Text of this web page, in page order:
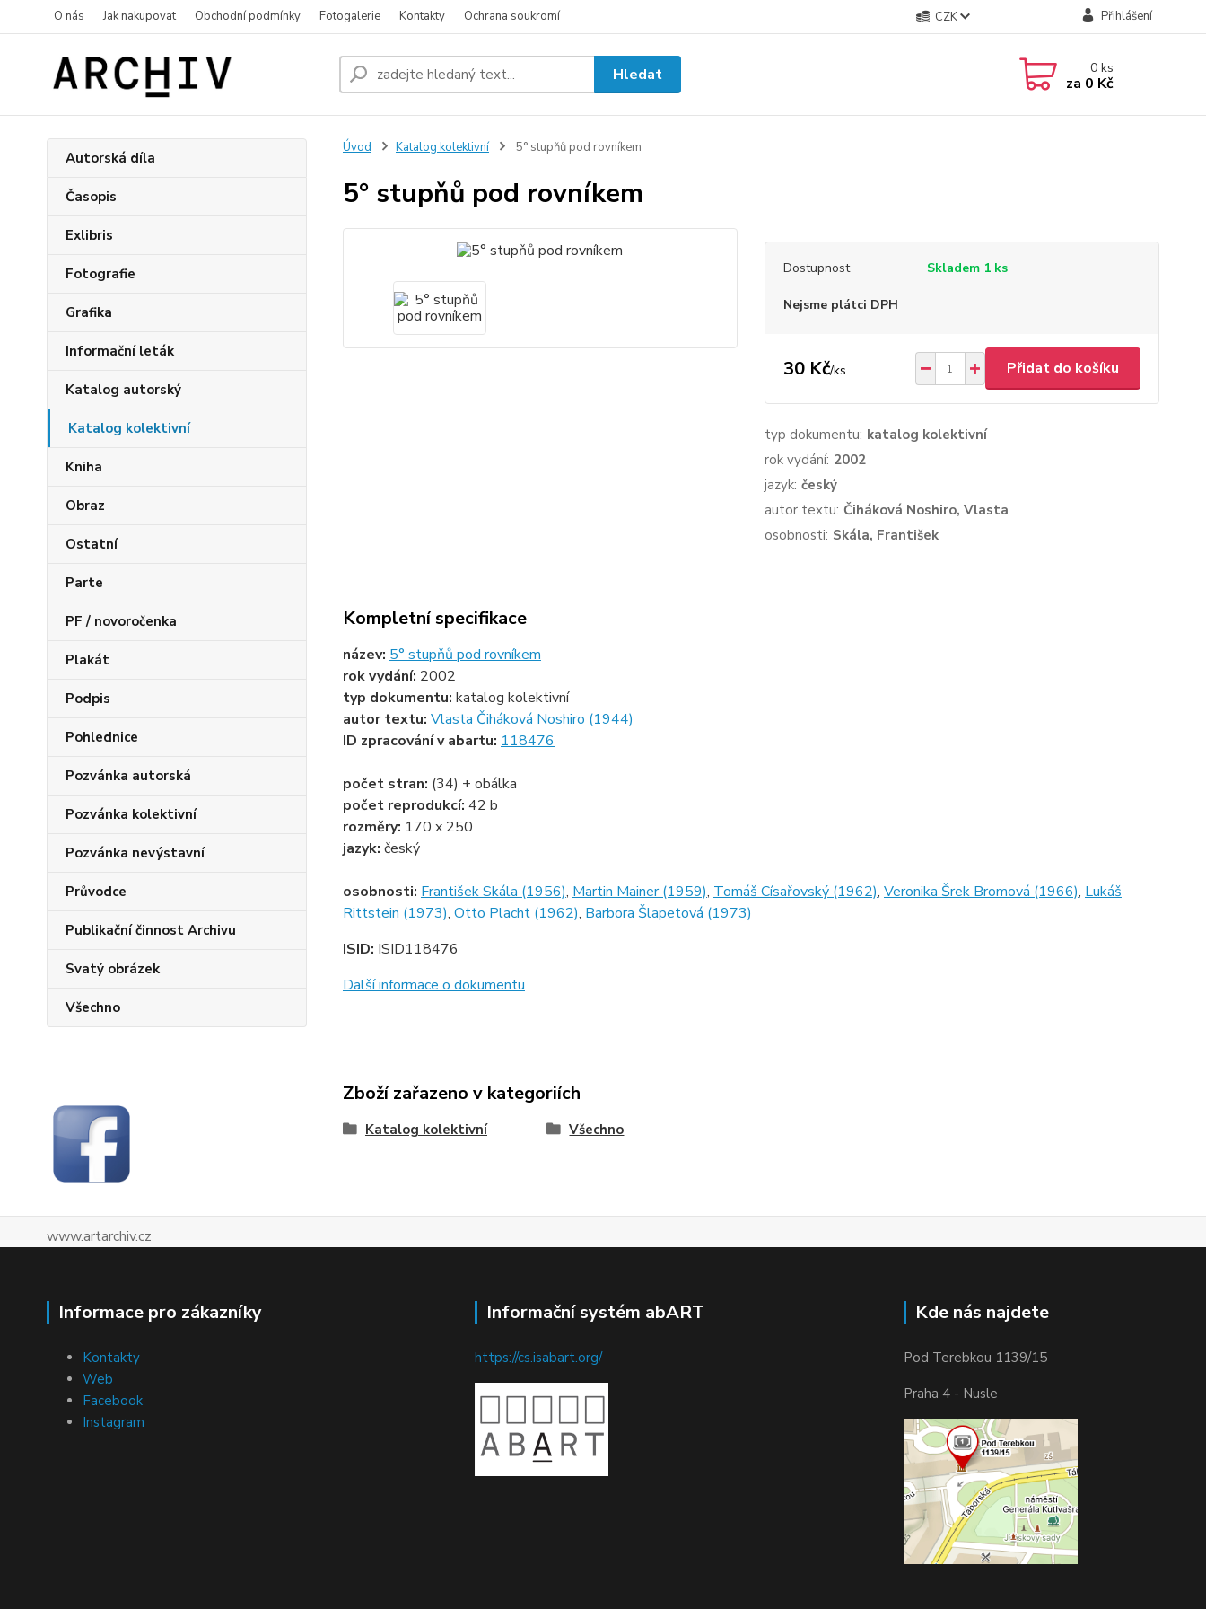
O nás Jak nakupovat Obchodní podmínky Fotogalerie Kontakty Ochrana soukromí CZK Přihlášení
Hledat 0ks
za 0 Kč
Autorská díla
Časopis
Exlibris
Fotografie
Grafika
Informační leták
Katalog autorský
Katalog kolektivní
Kniha
Obraz
Ostatní
Parte
PF / novoročenka
Plakát
Podpis
Pohlednice
Pozvánka autorská
Pozvánka kolektivní
Pozvánka nevýstavní
Průvodce
Publikační činnost Archivu
Svatý obrázek
Všechno
Úvod Katalog kolektivní 5° stupňů pod rovníkem
5° stupňů pod rovníkem
Dostupnost Skladem 1 ks
Nejsme plátci DPH
30 Kč/ks Přidat do košíku
typ dokumentu: katalog kolektivní
rok vydání: 2002
jazyk: český
autor textu: Čiháková Noshiro, Vlasta
osobnosti: Skála, František
Kompletní specifikace
název: 5° stupňů pod rovníkem
rok vydání: 2002
typ dokumentu: katalog kolektivní
autor textu: Vlasta Čiháková Noshiro (1944)
ID zpracování v abartu: 118476
počet stran: (34) + obálka
počet reprodukcí: 42 b
rozměry: 170 x 250
jazyk: český
osobnosti: František Skála (1956), Martin Mainer (1959), Tomáš Císařovský (1962), Veronika Šrek Bromová (1966), Lukáš
Rittstein (1973), Otto Placht (1962), Barbora Šlapetová (1973)
ISID: ISID118476
Další informace o dokumentu
Zboží zařazeno v kategoriích
Katalog kolektivní Všechno
www.artarchiv.cz
Informace pro zákazníky
Kontakty
Web
Facebook
Instagram
Informační systém abART
https://cs.isabart.org/
Kde nás najdete
Pod Terebkou 1139/15
Praha 4 - Nusle